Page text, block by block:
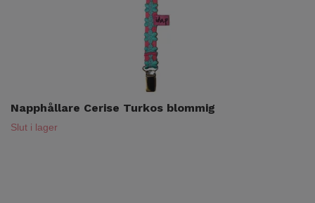
Napphållare Cerise Turkos blommig
Slut i lager